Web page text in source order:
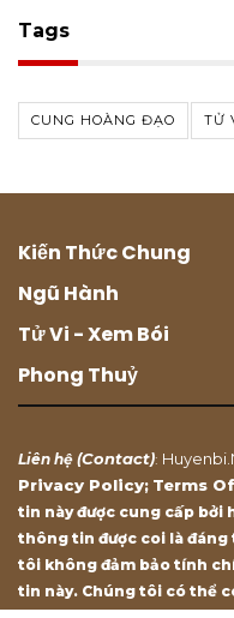
Tags
CUNG HOÀNG ĐẠO TỬ
Kiến Thức Chung
Ngũ Hành
Tử Vi - Xem Bói
Phong Thuỷ
Liên hệ (Contact):
Privacy Policy; Terms
tin này được cung cấp bởi
thông tin được coi là
tôi không đảm bảo tính
tin này. Chúng tôi có thể